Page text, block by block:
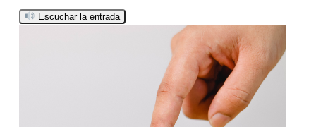
Escuchar la entrada